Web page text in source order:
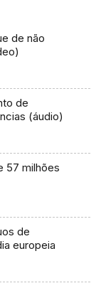
de não
de
(áudio)
57 milhões
de
europeia